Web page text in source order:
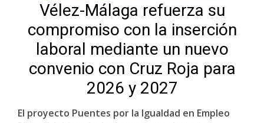
Vélez-Málaga refuerza su
compromiso con la inserción
laboral mediante un nuevo
convenio con Cruz Roja para
2026 y 2027
El proyecto Puentes por la Igualdad en Empleo